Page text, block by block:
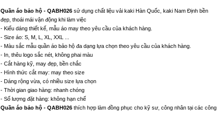
Quần áo bảo hộ - QABH026 sử dụng chất liệu vải kaki Hàn Quốc, kaki Nam Định bền
đẹp, thoái mái vận động khi làm việc
- Kiểu dáng thiết kế, mẫu áo may theo yêu cầu của khách hàng.
- Size áo: S, M, L, XL, XXL ...
- Màu sắc mẫu quần áo bảo hộ đa dạng lựa chọn theo yêu cầu của khách hàng.
- In, thêu logo sắc nét, không phai màu
- Cắt hàng kỹ, may đẹp, bền chắc
- Hình thức cắt may: may theo size
- Dáng rộng vừa, có nhiều size lựa chọn
- Thời gian giao hàng: nhanh chóng
- Số lượng đặt hàng: không hạn chế
Quần áo bảo hộ - QABH026 thích hợp làm đồng phục cho kỹ sư, công nhân tại các công